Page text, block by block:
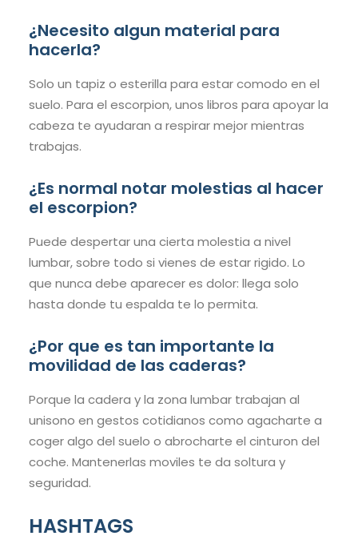
¿Necesito algun material para
hacerla?
Solo un tapiz o esterilla para estar comodo en el
suelo. Para el escorpion, unos libros para apoyar la
cabeza te ayudaran a respirar mejor mientras
trabajas.
¿Es normal notar molestias al hacer
el escorpion?
Puede despertar una cierta molestia a nivel
lumbar, sobre todo si vienes de estar rigido. Lo
que nunca debe aparecer es dolor: llega solo
hasta donde tu espalda te lo permita.
¿Por que es tan importante la
movilidad de las caderas?
Porque la cadera y la zona lumbar trabajan al
unisono en gestos cotidianos como agacharte a
coger algo del suelo o abrocharte el cinturon del
coche. Mantenerlas moviles te da soltura y
seguridad.
HASHTAGS